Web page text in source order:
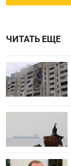
ЧИТАТЬ ЕЩЕ